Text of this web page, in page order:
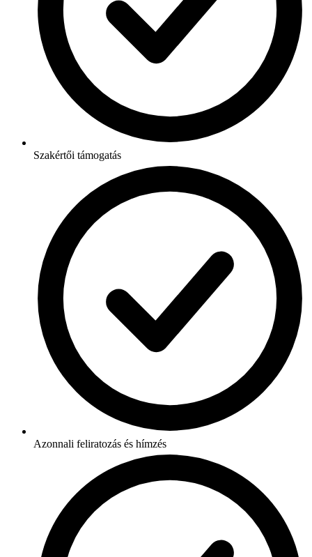
Szakértői támogatás
Azonnali feliratozás és hímzés